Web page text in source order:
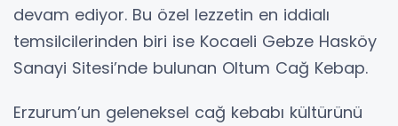
devam ediyor. Bu özel lezzetin en iddialı
temsilcilerinden biri ise Kocaeli Gebze Hasköy
Sanayi Sitesi’nde bulunan Oltum Cağ Kebap.
Erzurum’un geleneksel cağ kebabı kültürünü